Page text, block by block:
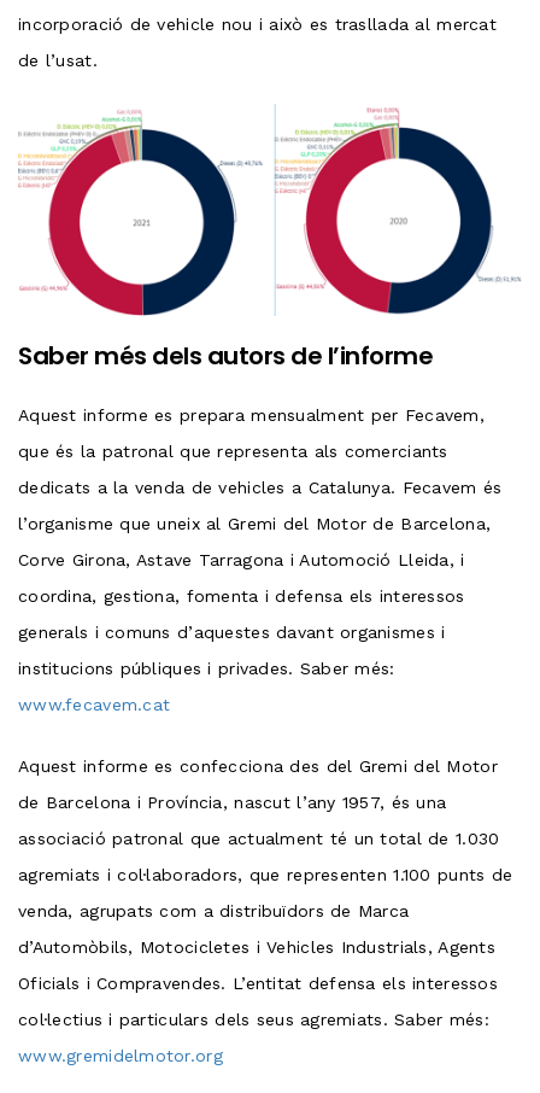
incorporació de vehicle nou i això es trasllada al mercat
de l’usat.
Saber més dels autors de l’informe
Aquest informe es prepara mensualment per Fecavem,
que és la patronal que representa als comerciants
dedicats a la venda de vehicles a Catalunya. Fecavem és
l’organisme que uneix al Gremi del Motor de Barcelona,
Corve Girona, Astave Tarragona i Automoció Lleida, i
coordina, gestiona, fomenta i defensa els interessos
generals i comuns d’aquestes davant organismes i
institucions públiques i privades. Saber més:
www.fecavem.cat
Aquest informe es confecciona des del Gremi del Motor
de Barcelona i Província, nascut l’any 1957, és una
associació patronal que actualment té un total de 1.030
agremiats i col·laboradors, que representen 1.100 punts de
venda, agrupats com a distribuïdors de Marca
d’Automòbils, Motocicletes i Vehicles Industrials, Agents
Oficials i Compravendes. L’entitat defensa els interessos
col·lectius i particulars dels seus agremiats. Saber més:
www.gremidelmotor.org